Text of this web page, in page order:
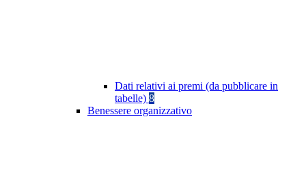
Dati relativi ai premi (da pubblicare in
tabelle) 8
Benessere organizzativo